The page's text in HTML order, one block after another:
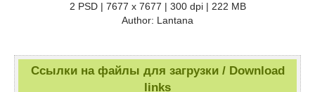
2 PSD | 7677 x 7677 | 300 dpi | 222 MB
Author: Lantana
Ссылки на файлы для загрузки / Download
links